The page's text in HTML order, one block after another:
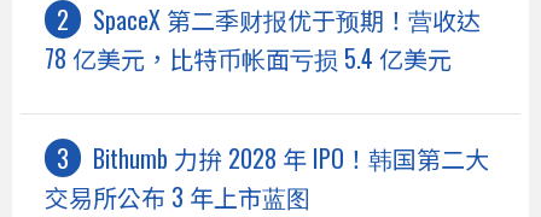
SpaceX 第二季财报优于预期！营收达
78 亿美元，比特币帐面亏损 5.4 亿美元
Bithumb 力拚 2028 年 IPO！韩国第二大
交易所公布 3 年上市蓝图